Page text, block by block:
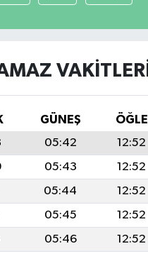
VAKITLERI
GÜNEŞ ÖĞLE
05:42 12:52
05:43 12:52
05:44 12:52
05:45 12:52
05:46 12:52